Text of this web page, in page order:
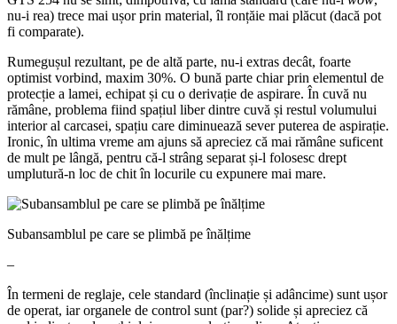
nu-i rea) trece mai ușor prin material, îl ronțăie mai plăcut (dacă pot
fi comparate).
Rumegușul rezultant, pe de altă parte, nu-i extras decât, foarte
optimist vorbind, maxim 30%. O bună parte chiar prin elementul de
protecție a lamei, echipat și cu o derivație de aspirare. În cuvă nu
rămâne, problema fiind spațiul liber dintre cuvă și restul volumului
interior al carcasei, spațiu care diminuează sever puterea de aspirație.
Ironic, în ultima vreme am ajuns să apreciez că mai rămâne suficent
de mult pe lângă, pentru că-l strâng separat și-l folosesc drept
umplutură-n loc de chit în locurile cu expunere mai mare.
Subansamblul pe care se plimbă pe înălțime
–
În termeni de reglaje, cele standard (înclinație și adâncime) sunt ușor
de operat, iar organele de control sunt (par?) solide și apreciez că